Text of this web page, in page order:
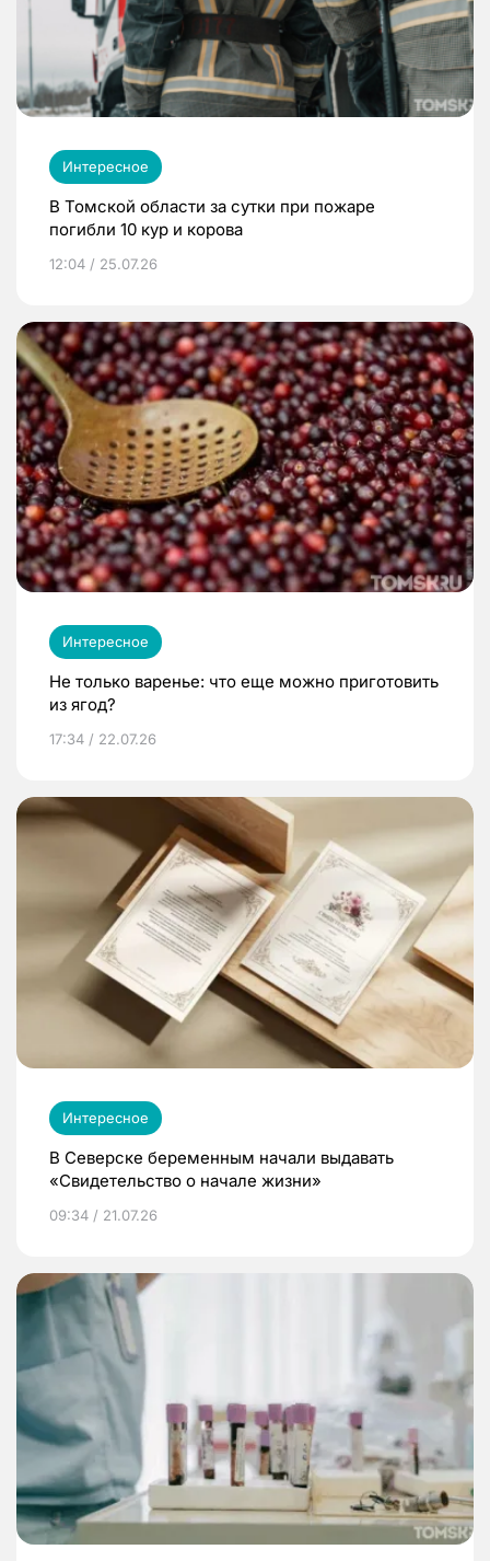
Интересное
В Томской области за сутки при пожаре
погибли 10 кур и корова
12:04 / 25.07.26
Интересное
Не только варенье: что еще можно приготовить
из ягод?
17:34 / 22.07.26
Интересное
В Северске беременным начали выдавать
«Свидетельство о начале жизни»
09:34 / 21.07.26